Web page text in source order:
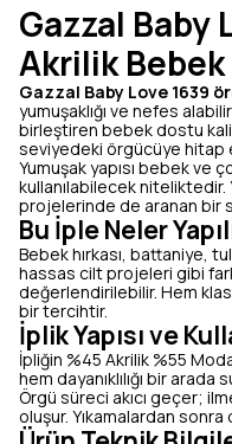
Gazzal Baby
Akrilik
Gazzal Baby Love 1639
yumuşaklığı ve nefes alabilir
birleştiren bebek dostu
seviyedeki örgücüye hitap
Yumuşak yapısı bebek ve
kullanılabilecek
projelerinde de aranan bir
Bu İple Neler
Bebek hırkası, battaniye,
hassas cilt projeleri gibi
değerlendirilebilir. Hem
bir tercihtir.
İplik Yapısı ve
İpliğin %45 Akrilik %55
hem dayanıklılığı bir
Örgü süreci akıcı geçer;
oluşur. Yıkamalardan